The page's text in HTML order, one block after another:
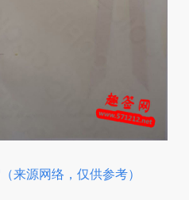
来源网络，仅供参考）